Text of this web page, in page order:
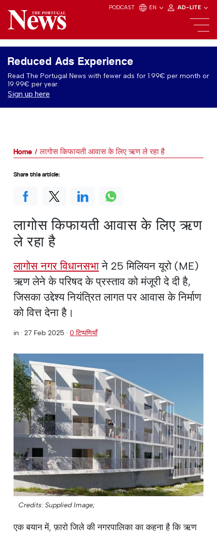
PODCAST EN AD-LITE
Reduced Ads Experience
Read The Portugal News with fewer ads for 1.99€ per month or
19.99€ per year.
Sign up here
Home लागोस किफायती आवास के लिए ऋण ले रहा है
लागोस किफायती आवास के लिए ऋण
ले रहा है
लागोस नगर विधानसभाने 25 मिलियन यूरो (ME)
ऋण लेने के परिषद के प्रस्ताव को मंजूरी दे दी है,
जिसका उद्देश्य नियंत्रित लागत पर आवास के निर्माण
को वित्त देना है।
in · 27 Feb 2025 · 0 टिप्पणियाँ
Credits: Supplied Image;
एक बयान में, फ़ारो जिले की नगरपालिका का कहना है कि ऋण
Share this article: